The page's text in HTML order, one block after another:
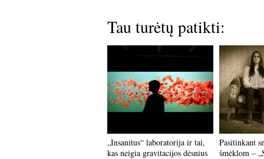
Tau turėtų patikti:
„Insanitus“ laboratorija ir tai,
kas neigia gravitacijos dėsnius
Pasitinkant
šmėklom –